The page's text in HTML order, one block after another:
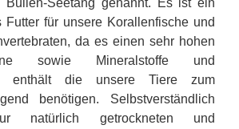
Futter für unsere Korallenfische und
da es einen sehr hohen
sowie Mineralstoffe und
enthält die unsere Tiere zum
benötigen. Selbstverständlich
natürlich getrockneten und